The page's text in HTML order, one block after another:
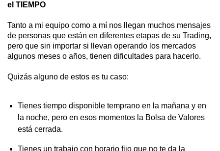
el TIEMPO
Tanto a mi equipo como a mí nos llegan muchos mensajes
de personas que están en diferentes etapas de su Trading,
pero que sin importar si llevan operando los mercados
algunos meses o años, tienen dificultades para hacerlo.
Quizás alguno de estos es tu caso:
Tienes tiempo disponible temprano en la mañana y en
la noche, pero en esos momentos la Bolsa de Valores
está cerrada.
Tienes un trabajo con horario fijo que no te da la